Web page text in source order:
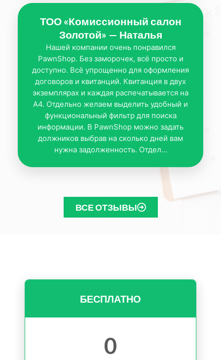
ТОО «Комиссионный салон
Золотой» — Наталья
Нашей компании очень понравился
PawnShop. Без заморочек, всё просто и
доступно. Всё упрощенно для оформления
договоров и квитанций. Квитанция в двух
экземплярах и каждая распечатывается на
А4. Отдельно желаем выделить удобный и
функциональный фильтр для поиска
информации. В PawnShop можно задать
должников выбрав на сколько дней вам
нужна задолженность. Отдел…
ВСЕ ОТЗЫВЫ
БЕСПЛАТНО
0